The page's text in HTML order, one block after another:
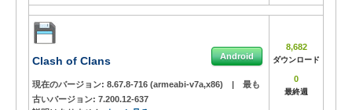
Clash of Clans Android
現在のバージョン: 8.67.8-716 (armeabi-v7a,x86) |
最も
古いバージョン: 7.200.12-637
8,682
ダウンロード
0
最終週